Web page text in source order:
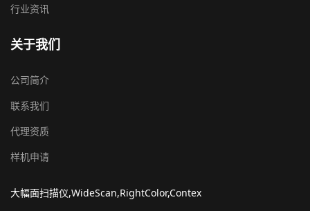
行业资讯
关于我们
公司简介
联系我们
代理资质
样机申请
大幅面扫描仪,WideScan,RightColor,Contex